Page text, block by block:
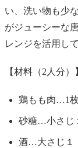
い、洗い物も少
がジューシーな
レンジを活用し
【材料（2人分）
鶏もも肉…1枚
砂糖…小さじ
酒…大さじ１